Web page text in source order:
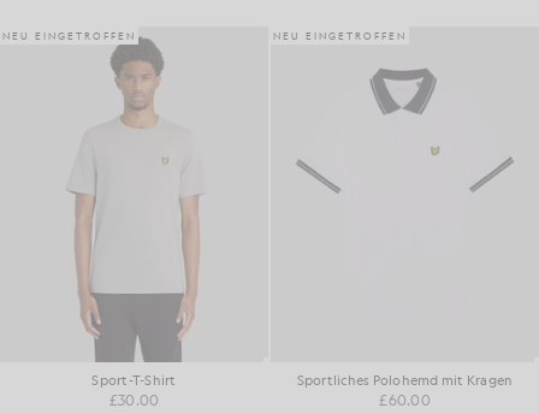
NEU EINGETROFFEN
Sport-T-Shirt
£30.00
NEU EINGETROFFEN
Sportliches Polohemd mit Kragen
£60.00